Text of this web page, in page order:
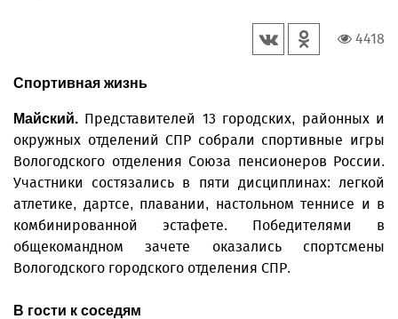
4418
Спортивная жизнь
Майский. Представителей 13 городских, районных и
окружных отделений СПР собрали спортивные игры
Вологодского отделения Союза пенсионеров России.
Участники состязались в пяти дисциплинах: легкой
атлетике, дартсе, плавании, настольном теннисе и в
комбинированной эстафете. Победителями в
общекомандном зачете оказались спортсмены
Вологодского городского отделения СПР.
В гости к соседям